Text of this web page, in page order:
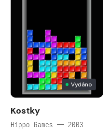
Vydáno
Kostky
Hippo Games — 2003